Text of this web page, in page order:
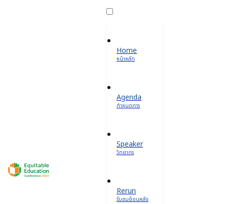
Home
หน้าหลัก
Agenda
กำหนดการ
Speaker
วิทยากร
Rerun
รับชมย้อนหลัง